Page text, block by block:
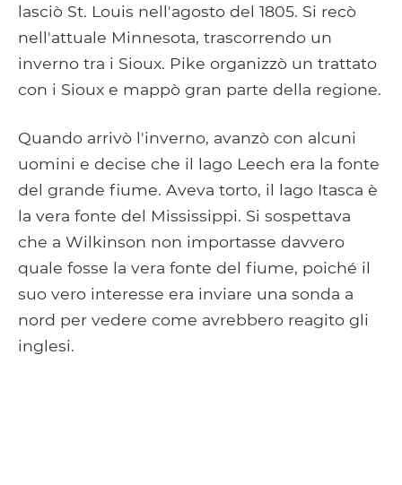
lasciò St. Louis nell'agosto del 1805. Si recò
nell'attuale Minnesota, trascorrendo un
inverno tra i Sioux. Pike organizzò un trattato
con i Sioux e mappò gran parte della regione.
Quando arrivò l'inverno, avanzò con alcuni
uomini e decise che il lago Leech era la fonte
del grande fiume. Aveva torto, il lago Itasca è
la vera fonte del Mississippi. Si sospettava
che a Wilkinson non importasse davvero
quale fosse la vera fonte del fiume, poiché il
suo vero interesse era inviare una sonda a
nord per vedere come avrebbero reagito gli
inglesi.